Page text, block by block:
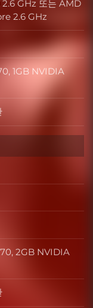
GHz 또는 AMD
2.6 GHz
1GB NVIDIA
2GB NVIDIA